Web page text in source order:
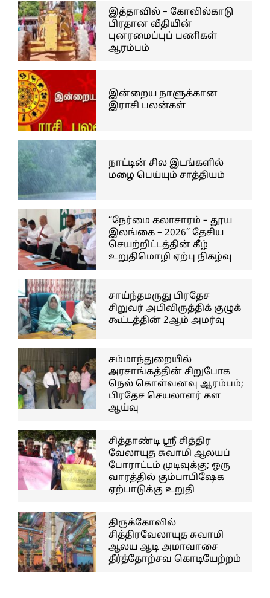
இத்தாவில் – கோவில்காடு
பிரதான வீதியின்
புனரமைப்புப் பணிகள்
ஆரம்பம்
இன்றைய நாளுக்கான
இராசி பலன்கள்
நாட்டின் சில இடங்களில்
மழை பெய்யும் சாத்தியம்
“நேர்மை கலாசாரம் – தூய
இலங்கை – 2026” தேசிய
செயற்றிட்டத்தின் கீழ்
உறுதிமொழி ஏற்பு நிகழ்வு
சாய்ந்தமருது பிரதேச
சிறுவர் அபிவிருத்திக் குழுக்
கூட்டத்தின் 2ஆம் அமர்வு
சம்மாந்துறையில்
அரசாங்கத்தின் சிறுபோக
நெல் கொள்வனவு ஆரம்பம்;
பிரதேச செயலாளர் கள
ஆய்வு
சித்தாண்டி ஸ்ரீ சித்திர
வேலாயுத சுவாமி ஆலயப்
போராட்டம் முடிவுக்கு; ஒரு
வாரத்தில் கும்பாபிஷேக
ஏற்பாடுக்கு உறுதி
திருக்கோவில்
சித்திரவேலாயுத சுவாமி
ஆலய ஆடி அமாவாசை
தீர்த்தோற்சவ கொடியேற்றம்